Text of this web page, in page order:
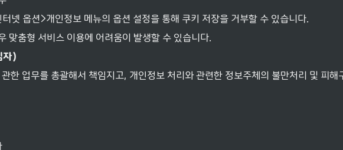
넷 옵션>개인정보 메뉴의 옵션 설정을 통해 쿠키 저장을 거부할 수 있습니다.
맞춤형 서비스 이용에 어려움이 발생할 수 있습니다.
자)
한 업무를 총괄해서 책임지고, 개인정보 처리와 관련한 정보주체의 불만처리 및 피